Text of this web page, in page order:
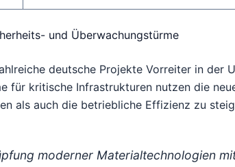
und Überwachungstürme
deutsche Projekte Vorreiter in der
für kritische Infrastrukturen nutzen die
als auch die betriebliche Effizienz zu
moderner Materialtechnologien